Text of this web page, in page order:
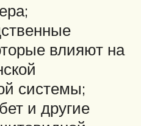
влияют на
системы;
и другие